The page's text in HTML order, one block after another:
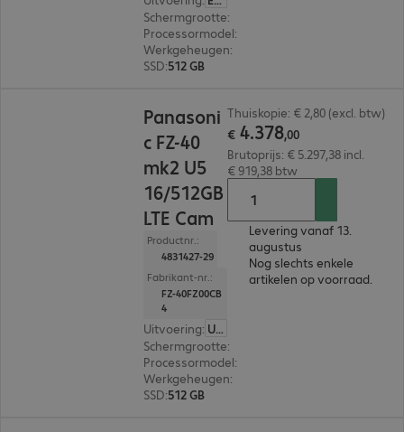
Schermgrootte:
Processormodel:
Werkgeheugen:
SSD:512 GB
Panasoni
c FZ-40
mk2 U5
16/512GB
LTE Cam
Productnr.:
4831427-29
Fabrikant-nr.:
FZ-40FZ00CB
4
Uitvoering:
US (Engels)
Schermgrootte:
Processormodel:
Werkgeheugen:
SSD:512 GB
Thuiskopie: € 2,80 (excl. btw)
€ 4.378,00
Brutoprijs: € 5.297,38 incl.
€ 919,38 btw
Levering vanaf 13.
augustus
Nog slechts enkele
artikelen op voorraad.